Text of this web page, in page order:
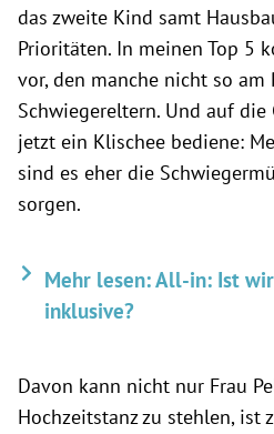
das zweite Kind samt
Prioritäten. In meinen Top 5
vor, den manche nicht so am
Schwiegereltern. Und auf die
jetzt ein Klischee bediene:
sind es eher die
sorgen.
Mehr lesen: All-in: Ist
inklusive?
Davon kann nicht nur Frau
Hochzeitstanz zu stehlen, ist